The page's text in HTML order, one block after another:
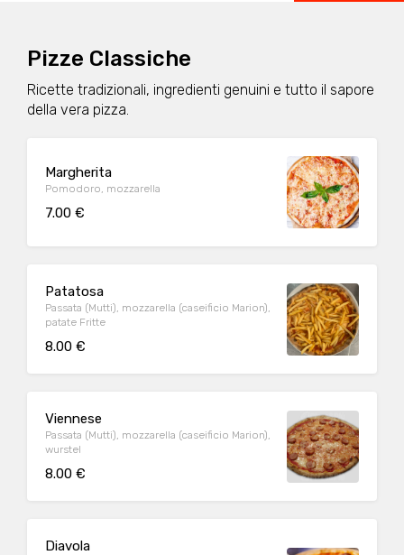
Pizze Classiche
Ricette tradizionali, ingredienti genuini e tutto il sapore
della vera pizza.
Margherita
Pomodoro, mozzarella
7.00 €
Patatosa
Passata (Mutti), mozzarella (caseificio Marion),
patate Fritte
8.00 €
Viennese
Passata (Mutti), mozzarella (caseificio Marion),
wurstel
8.00 €
Diavola